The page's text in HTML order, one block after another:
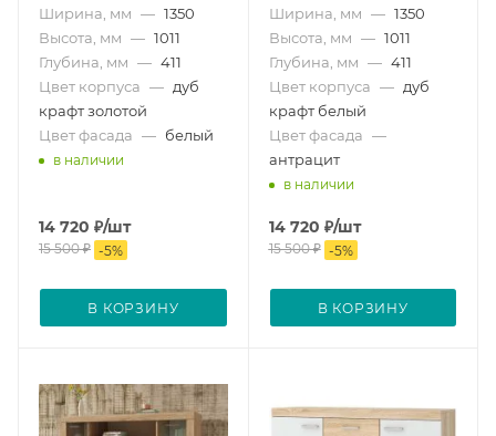
Ширина, мм — 1350
Высота, мм — 1011
Глубина, мм — 411
Цвет корпуса — дуб
крафт золотой
Цвет фасада — белый
в наличии
14 720 ₽/шт
15 500₽ -5%
В КОРЗИНУ
Ширина, мм — 1350
Высота, мм — 1011
Глубина, мм — 411
Цвет корпуса — дуб
крафт белый
Цвет фасада —
антрацит
в наличии
14 720 ₽/шт
15 500₽ -5%
В КОРЗИНУ